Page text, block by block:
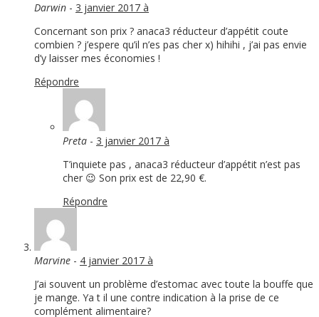
Darwin - 3 janvier 2017 à
Concernant son prix ? anaca3 réducteur d’appétit coute
combien ? j’espere qu’il n’es pas cher x) hihihi , j’ai pas envie
d’y laisser mes économies !
Répondre
Preta - 3 janvier 2017 à
T’inquiete pas , anaca3 réducteur d’appétit n’est pas
cher 😉 Son prix est de 22,90 €.
Répondre
Marvine - 4 janvier 2017 à
J’ai souvent un problème d’estomac avec toute la bouffe que
je mange. Ya t il une contre indication à la prise de ce
complément alimentaire?